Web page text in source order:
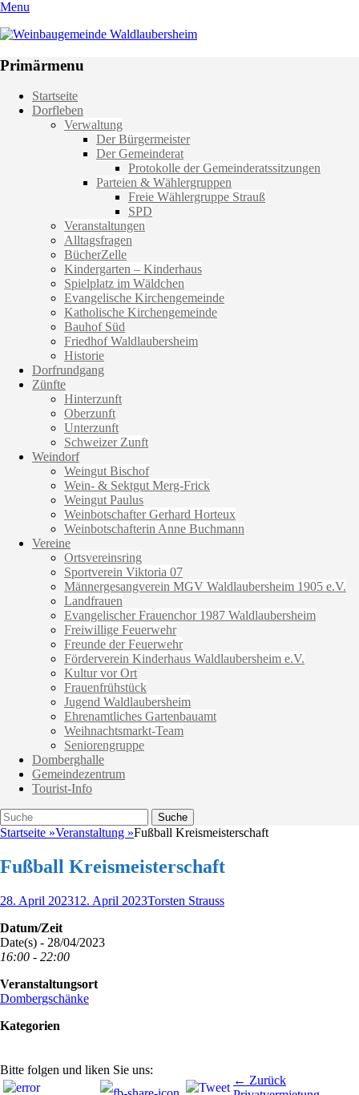
Menu
Weinbaugemeinde Waldlaubersheim
Primärmenu
Weiter
zum
Startseite
Dorfleben
Verwaltung
Der Bürgermeister
Der Gemeinderat
Protokolle der Gemeinderatssitzungen
Parteien & Wählergruppen
Freie Wählergruppe Strauß
SPD
Veranstaltungen
Alltagsfragen
BücherZelle
Kindergarten – Kinderhaus
Spielplatz im Wäldchen
Evangelische Kirchengemeinde
Katholische Kirchengemeinde
Bauhof Süd
Friedhof Waldlaubersheim
Historie
Dorfrundgang
Zünfte
Hinterzunft
Oberzunft
Unterzunft
Schweizer Zunft
Weindorf
Weingut Bischof
Wein- & Sektgut Merg-Frick
Weingut Paulus
Weinbotschafter Gerhard Horteux
Weinbotschafterin Anne Buchmann
Vereine
Ortsvereinsring
Sportverein Viktoria 07
Männergesangverein MGV Waldlaubersheim 1905 e.V.
Landfrauen
Evangelischer Frauenchor 1987 Waldlaubersheim
Freiwillige Feuerwehr
Freunde der Feuerwehr
Förderverein Kinderhaus Waldlaubersheim e.V.
Kultur vor Ort
Frauenfrühstück
Jugend Waldlaubersheim
Ehrenamtliches Gartenbauamt
Weihnachtsmarkt-Team
Seniorengruppe
Domberghalle
Gemeindezentrum
Tourist-Info
Suche
Suche
nach:
Startseite »Veranstaltung »Fußball Kreismeisterschaft
Fußball Kreismeisterschaft
Veröffentlicht
28. April 202312. April 2023Autor
Torsten Strauss
Datum/Zeit
Date(s) - 28/04/2023
16:00 - 22:00
Veranstaltungsort
Dombergschänke
Kategorien
Bitte folgen und liken Sie uns:
Beitragsnavigation ← Zurück